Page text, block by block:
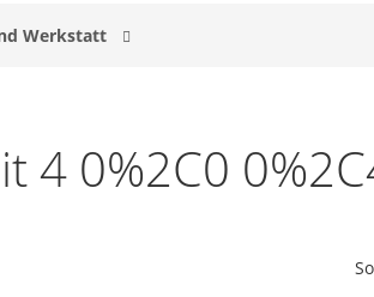
Werkstatt
0%2C0